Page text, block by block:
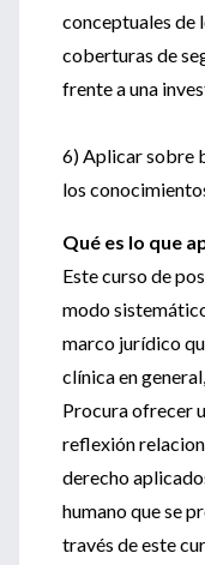
conceptuales de
coberturas de
frente a una
6) Aplicar sobre
los
Qué es lo que
Este curso de
modo
marco jurídico
clínica en
Procura ofrecer
reflexión
derecho
humano que se
través de este